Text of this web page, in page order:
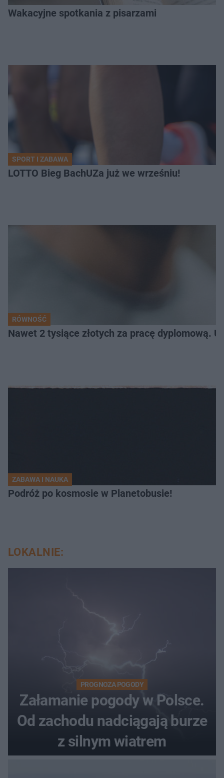
Wakacyjne spotkania z pisarzami
SPORT I ZABAWA
LOTTO Bieg BachUZa już we wrześniu!
RÓWNOŚĆ
Nawet 2 tysiące złotych za pracę dyplomową.
ZABAWA I NAUKA
Podróż po kosmosie w Planetobusie!
LOKALNIE:
PROGNOZA POGODY
Załamanie pogody w Polsce.
Od zachodu nadciągają burze
z silnym wiatrem